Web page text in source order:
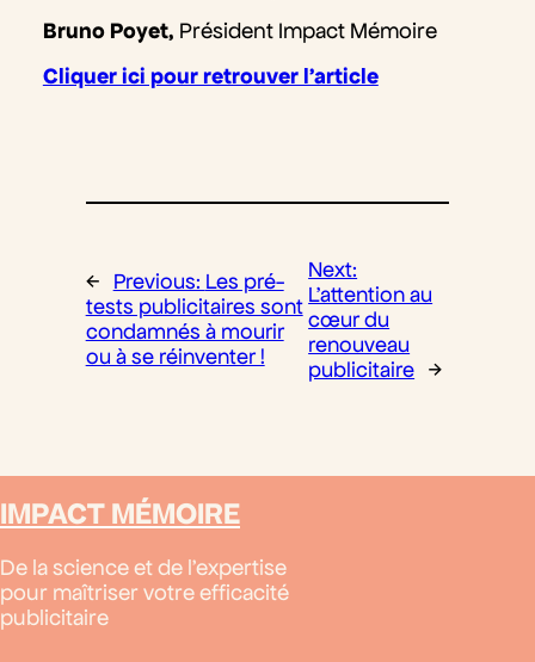
Bruno Poyet, Président Impact Mémoire
Cliquer ici pour retrouver l’article
← Previous: Les pré-
tests publicitaires sont
condamnés à mourir
ou à se réinventer !
Next:
L’attention au
cœur du
renouveau
publicitaire
→
IMPACT MÉMOIRE
De la science et de l’expertise
pour maîtriser votre efficacité
publicitaire